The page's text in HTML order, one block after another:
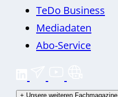
TeDo Business
Mediadaten
Abo-Service
+ Unsere weiteren Fachmagazine